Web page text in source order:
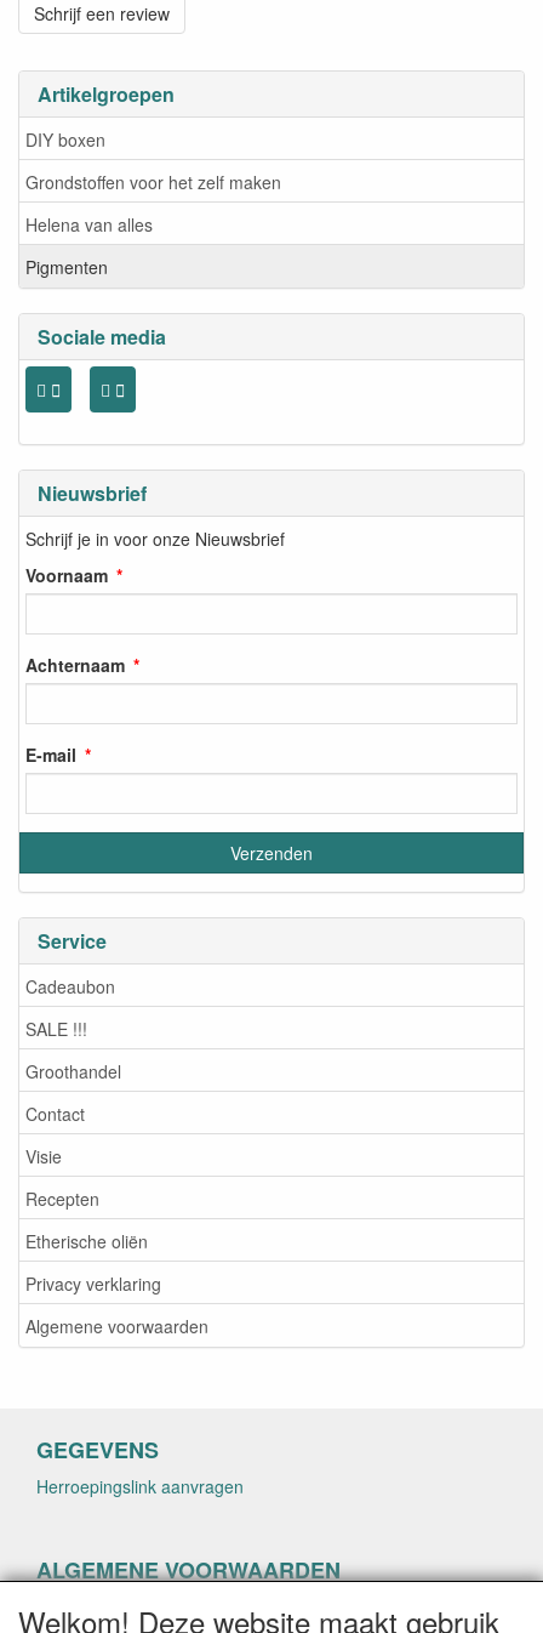
Artikelgroepen
DIY boxen
Grondstoffen voor het zelf maken
Helena van alles
Pigmenten
Sociale media
Nieuwsbrief
Schrijf je in voor onze Nieuwsbrief
Voornaam
Achternaam
E-mail
Service
Cadeaubon
SALE !!!
Groothandel
Contact
Visie
Recepten
Etherische oliën
Privacy verklaring
Algemene voorwaarden
Schrijf een review
GEGEVENS
Herroepingslink aanvragen
ALGEMENE VOORWAARDEN
Herroepingslink aanvragen
Welkom! Deze website maakt gebruik